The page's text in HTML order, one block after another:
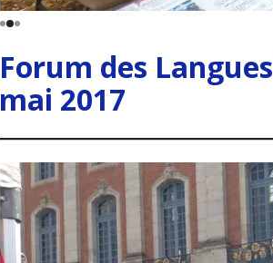
Forum des Langues
mai 2017